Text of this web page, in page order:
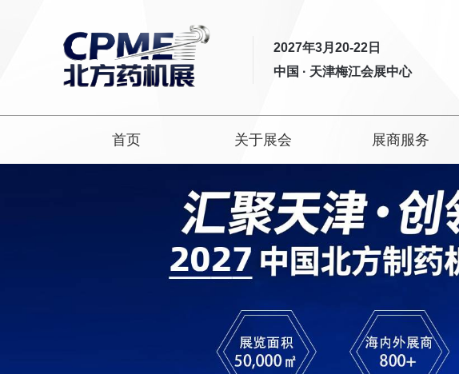
2027年3月20-22日
中国 · 天津梅江会展中心
首页 关于展会 展商服务